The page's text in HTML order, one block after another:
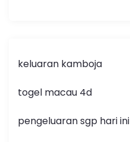
keluaran kamboja
togel macau 4d
pengeluaran sgp hari ini